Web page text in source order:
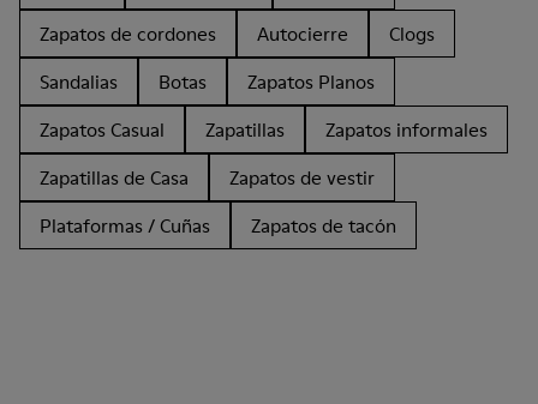
Zapatos de cordones
Autocierre
Clogs
Sandalias
Botas
Zapatos Planos
Zapatos Casual
Zapatillas
Zapatos informales
Zapatillas de Casa
Zapatos de vestir
Plataformas / Cuñas
Zapatos de tacón